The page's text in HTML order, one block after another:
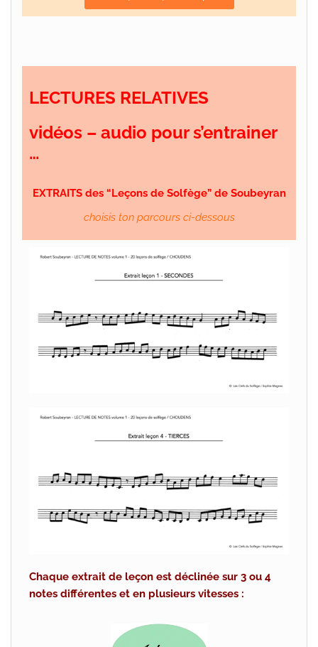
LECTURES RELATIVES
vidéos – audio pour s’entrainer
…
EXTRAITS des “Leçons de Solfège” de Soubeyran
choisis ton parcours ci-dessous
Chaque extrait de leçon est déclinée sur 3 ou 4
notes différentes et en plusieurs vitesses :